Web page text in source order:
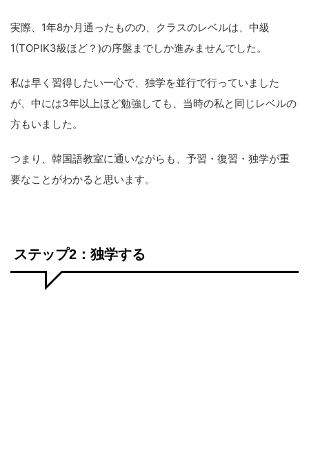
実際、1年8か月通ったものの、クラスのレベルは、中級
1(TOPIK3級ほど？)の序盤までしか進みませんでした。
私は早く習得したい一心で、独学を並行で行っていました
が、中には3年以上ほど勉強しても、当時の私と同じレベルの
方もいました。
つまり、韓国語教室に通いながらも、予習・復習・独学が重
要なことがわかると思います。
ステップ2：独学する